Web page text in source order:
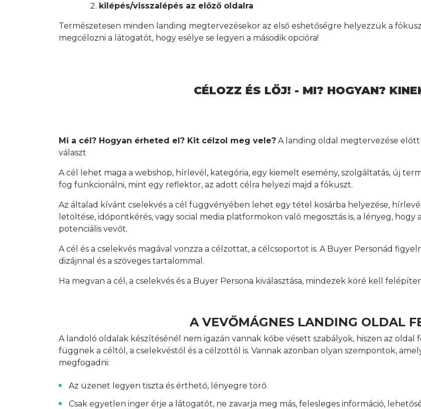
kilépés/visszalépés az előző oldalra
Természetesen minden landing megtervezésekor az első eshetőségre helyezzük a
megcélozni a látogatót, hogy esélye se legyen a második opcióra!
CÉLOZZ ÉS LŐJ! - MI? HOGYAN?
Mi a cél? Hogyan érheted el? Kit célzol meg vele? A landing oldal megtervezése
választ
A cél lehet maga a webshop, hírlevél, kategória, egy kiemelt esemény, szolgáltatás, új
fog funkcionálni, mint egy reflektor, az adott célra helyezi majd a fókuszt.
Az általad kívánt cselekvés a cél függvényében lehet egy tétel kosárba helyezése,
letöltése, időpontkérés, vagy social media platformokon való megosztás is, a lényeg,
potenciális vevőt.
A cél és a cselekvés magával vonzza a célzottat, a célcsoportot is. A Buyer Personád
dizájnnal és a szöveges tartalommal.
Ha megvan a cél, a cselekvés és a Buyer Persona kiválasztása, mindezek köré kell
A VEVŐMÁGNES LANDING OLDAL
A landoló oldalak készítésénél nem igazán vannak kőbe vésett szabályok, hiszen az oldal
függnek a céltól, a cselekvéstől és a célzottól is. Vannak azonban olyan szempontok,
megfogadni:
Az üzenet legyen tiszta és érthető, lényegre törő.
Csak egyetlen inger érje a látogatót, ne zavarja meg más, felesleges információ,